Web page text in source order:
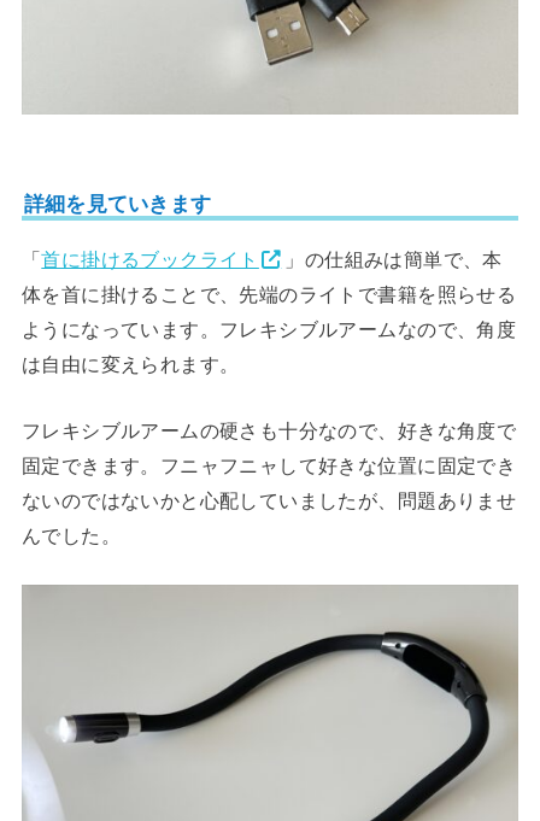
詳細を見ていきます
「首に掛けるブックライト
」の仕組みは簡単で、本
体を首に掛けることで、先端のライトで書籍を照らせる
ようになっています。フレキシブルアームなので、角度
は自由に変えられます。
フレキシブルアームの硬さも十分なので、好きな角度で
固定できます。フニャフニャして好きな位置に固定でき
ないのではないかと心配していましたが、問題ありませ
んでした。